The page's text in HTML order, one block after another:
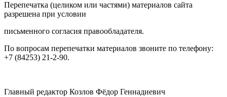
Перепечатка (целиком или частями) материалов сайта
разрешена при условии
письменного согласия правообладателя.
По вопросам перепечатки материалов звоните по телефону:
+7 (84253) 21-2-90.
Главный редактор Козлов Фёдор Геннадиевич